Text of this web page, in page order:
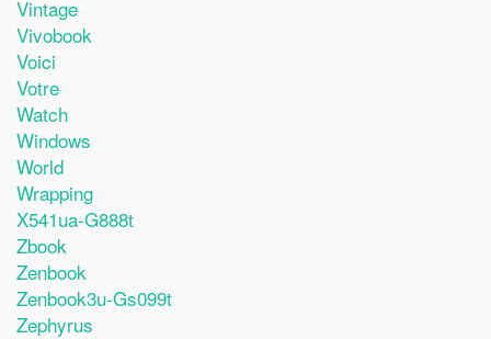
Vintage
Vivobook
Voici
Votre
Watch
Windows
World
Wrapping
X541ua-G888t
Zbook
Zenbook
Zenbook3u-Gs099t
Zephyrus